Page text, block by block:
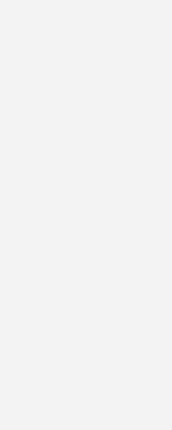
für erneuerbare
auf
spezialisiert hat,
ein umfassendes
Die Kompetenzen
Ansatz weiter
in Forschung und
als 20 Ländern sowie
bleibt Fimer nah
Dynamik